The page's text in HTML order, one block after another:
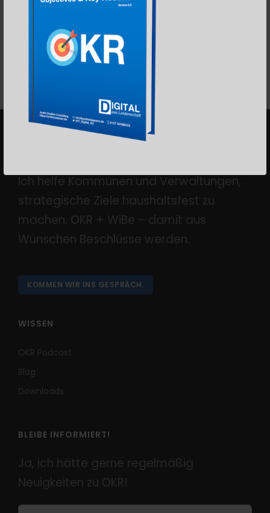
6 7 8 10
Ich helfe Kommunen und Verwaltungen,
strategische Ziele haushaltsfest zu
machen. OKR + WiBe – damit aus
Wünschen Beschlüsse werden.
KOMMEN WIR INS GESPRÄCH.
WISSEN
OKR Podcast
Blog
Downloads
BLEIBE INFORMIERT!
Ja, ich hätte gerne regelmäßig
Neuigkeiten zu OKR!